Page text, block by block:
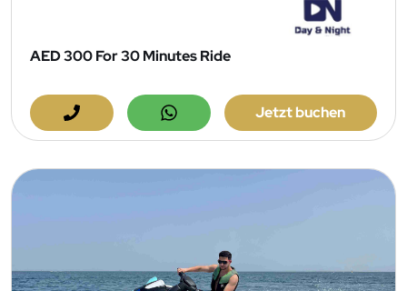
AED 300For 30 Minutes Ride
Jetzt buchen